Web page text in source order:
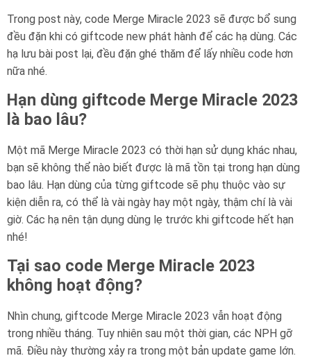
Trong post này, code Merge Miracle 2023 sẽ được bổ sung
đều đặn khi có giftcode new phát hành để các hạ dùng. Các
hạ lưu bài post lại, đều đặn ghé thăm để lấy nhiều code hơn
nữa nhé.
Hạn dùng giftcode Merge Miracle 2023
là bao lâu?
Một mã Merge Miracle 2023 có thời hạn sử dụng khác nhau,
bạn sẽ không thể nào biết được là mã tồn tại trong hạn dùng
bao lâu. Hạn dùng của từng giftcode sẽ phụ thuộc vào sự
kiện diễn ra, có thể là vài ngày hay một ngày, thậm chí là vài
giờ. Các hạ nên tận dụng dùng lẹ trước khi giftcode hết hạn
nhé!
Tại sao code Merge Miracle 2023
không hoạt động?
Nhìn chung, giftcode Merge Miracle 2023 vẫn hoạt động
trong nhiều tháng. Tuy nhiên sau một thời gian, các NPH gỡ
mã. Điều này thường xảy ra trong một bản update game lớn.